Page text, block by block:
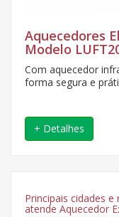
Aquecedores
Modelo
Com aquecedor
forma segura e
+ Detalhes
Principais cidades
atende Aquecedor